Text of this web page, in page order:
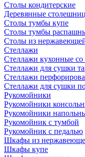
Столы кондитерские
Деревянные
Столы тумбы купе
Столы тумбы
Столы из
Стеллажи
Стеллажи кухонные
Стеллажи для сушки
Стеллажи
Стеллажи для сушки
Рукомойники
Рукомойники
Рукомойники
Рукомойник с тумбой
Рукомойник с педалью
Шкафы из
Шкафы купе